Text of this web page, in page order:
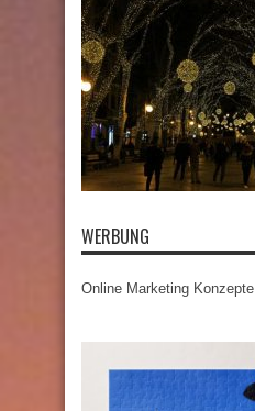
WERBUNG
Online Marketing Konzepte